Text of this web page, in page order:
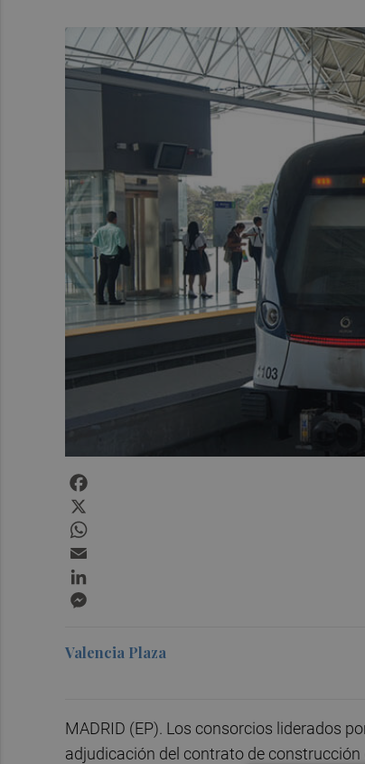
Valencia Plaza
MADRID (EP). Los consorcios liderados
adjudicación del contrato de construcción